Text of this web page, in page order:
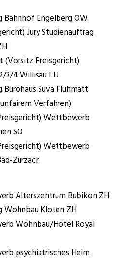
Bahnhof Engelberg OW
Jury Studienauftrag
(Vorsitz Preisgericht)
3/4 Willisau LU
Suva Fluhmatt
Verfahren)
Wettbewerb
SO
Wettbewerb
Zurzach
Alterszentrum Bubikon ZH
Wohnbau Kloten ZH
Wohnbau/Hotel Royal
psychiatrisches Heim